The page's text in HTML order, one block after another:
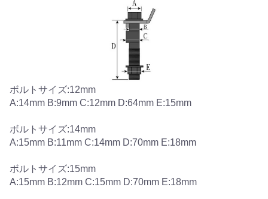
ボルトサイズ:12mm
A:14mm B:9mm C:12mm D:64mm E:15mm
ボルトサイズ:14mm
A:15mm B:11mm C:14mm D:70mm E:18mm
ボルトサイズ:15mm
A:15mm B:12mm C:15mm D:70mm E:18mm